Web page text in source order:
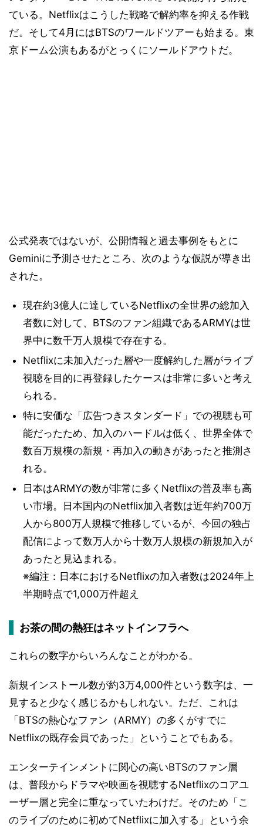
ている。Netflixはこうした戦略で解約率を抑える作戦
だ。そして4月にはBTSのワールドツアーも始まる。東
京ドーム公演もあるがとっくにソールドアウトだ。
公式発表ではないが、公開情報と過去事例をもとに
Geminiに予測させたところ、次のような仮説が導き出
された。
現在約3億人に達しているNetflixの全世界の総加入
者数に対して、BTSのファン組織であるARMYは世
界中に数千万人規模で存在する。
Netflixに未加入だった層や一度解約した層がライブ
視聴を目的に再登録したケースは非常に多いと考え
られる。
特に安価な「広告つきスタンダード」での視聴も可
能だったため、加入のハードルは低く、世界全体で
数百万規模の新規・再加入の動きがあったと推測さ
れる。
日本はARMYの数が非常に多くNetflixの普及率も高
い市場。日本国内のNetflix加入者数は近年約700万
人から800万人規模で推移しているが、今回の独占
配信によって数万人から十数万人規模の新規加入が
あったと見込まれる。
※編注：日本におけるNetflixの加入者数は2024年上
半期時点で1,000万件超え
お茶の間の熱狂はネットインフラへ
これらの数字からいろんなことがわかる。
新規インストール数が約3万4,000件という数字は、一
見すると少なく感じるかもしれない。ただ、これは
「BTSの熱心なファン（ARMY）の多くがすでに
Netflixの既存会員であった」ということでもある。
エンターテインメントに関心の高いBTSのファン層
は、普段からドラマや映画を視聴するNetflixのコアユ
ーザー層と完全に重なっていたわけだ。そのため「こ
のライブのために初めてNetflixに加入する」という余